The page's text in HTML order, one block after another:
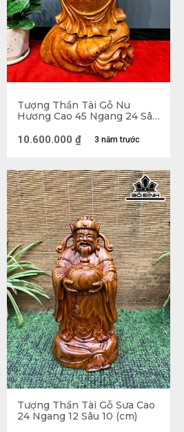
Tượng Thần Tài Gỗ Nu
Hương Cao 45 Ngang 24 Sâu
3 năm trước
10.600.000 ₫
Tượng Thần Tài Gỗ Sưa Cao
24 Ngang 12 Sâu 10 (cm)